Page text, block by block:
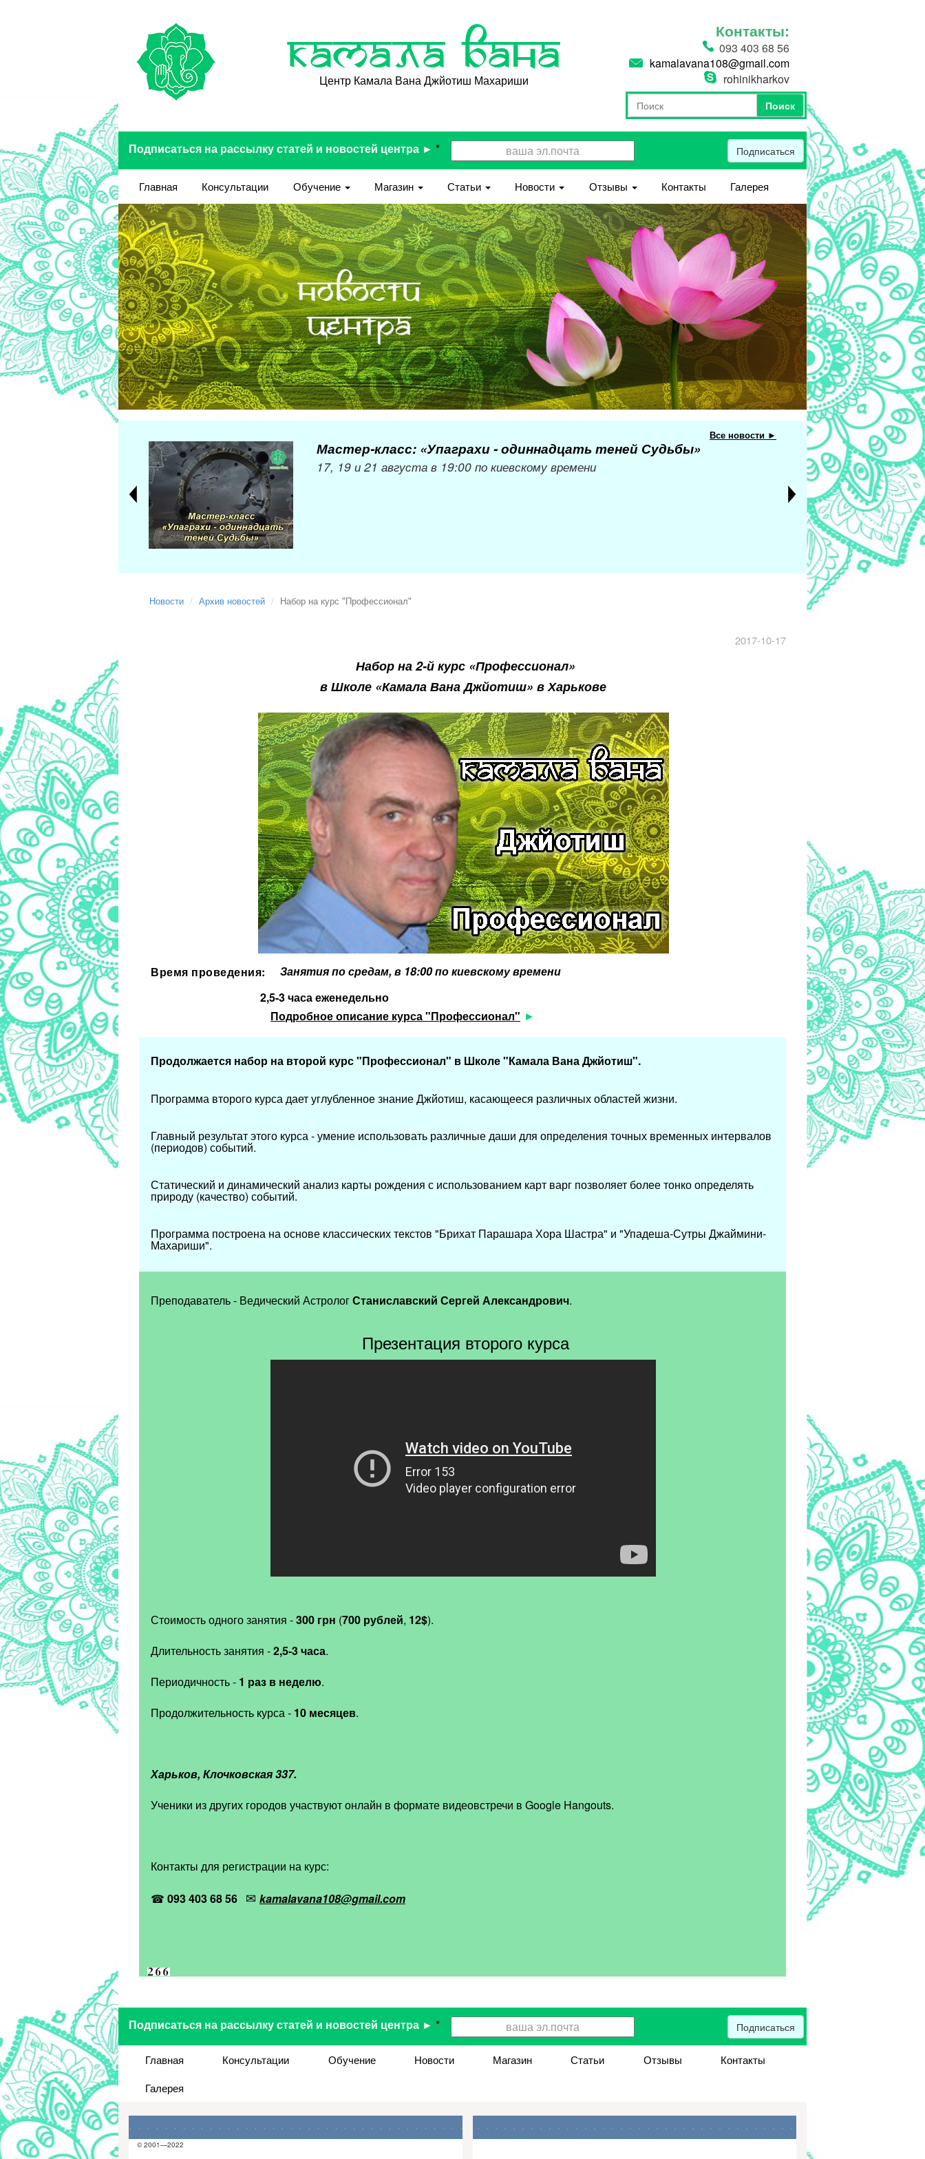
Камала Вана
Центр Камала Вана Джйотиш Махариши
Контакты:
093 403 68 56
kamalavana108@gmail.com
rohinikharkov
Форма поиска
Поиск
Поиск
Подписаться на рассылку статей и новостей центра ► * Подписаться
Главная Консультации Обучение Магазин Статьи Новости Отзывы Контакты Галерея
Все новости ►
Мастер-класс: «Упаграхи - одиннадцать теней Судьбы»
17, 19 и 21 августа в 19:00 по киевскому времени
Новости Архив новостей Набор на курс "Профессионал"
2017-10-17
Набор на 2-й курс «Профессионал»
в Школе «Камала ВанаДжйотиш» в Харькове
Время проведения: Занятия по средам, в 18:00 по киевскому времени
2,5-3 часа еженедельно
Подробное описание курса "Профессионал"
Продолжается набор на второй курс "Профессионал" в Школе "Камала ВанаДжйотиш".
Программа второго курса дает углубленное знание Джйотиш, касающееся различных областей жизни.
Главный результат этого курса -умение использовать различные даши для определения точных временных интервалов
(периодов) событий.
Статический и динамический анализ карты рождения с использованием карт варг позволяет более тонко определять
природу (качество) событий.
Программа построена на основе классических текстов "Брихат Парашара Хора Шастра" и "Упадеша-Сутры Джаймини-
Махариши".
Преподаватель- Ведический АстрологСтаниславский Сергей Александрович.
Презентация второго курса
Стоимость одного занятия -300 грн (700 рублей, 12$).
Длительность занятия -2,5-3 часа.
Периодичность - 1 раз в неделю.
Продолжительность курса - 10 месяцев.
Харьков, Клочковская 337.
Ученики из других городов участвуют онлайн в формате видеовстречи в Google Hangouts.
Контакты для регистрации на курс:
☎ 093 403 68 56 ✉ kamalavana108@gmail.com
Подписаться на рассылку статей и новостей центра ► * Подписаться
Главная Консультации Обучение Новости Магазин Статьи Отзывы
Контакты
Галерея
© 2001—2022